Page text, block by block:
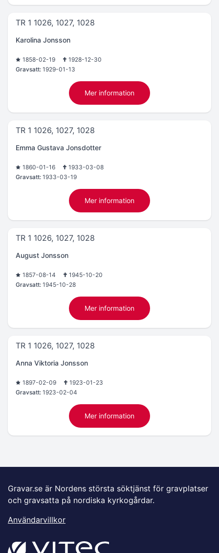
TR 1 1026, 1027, 1028
Karolina Jonsson
1858-02-19
1928-12-30
Gravsatt: 1929-01-13
Mer information
TR 1 1026, 1027, 1028
Emma Gustava Jonsdotter
1860-01-16
1933-03-08
Gravsatt: 1933-03-19
Mer information
TR 1 1026, 1027, 1028
August Jonsson
1857-08-14
1945-10-20
Gravsatt: 1945-10-28
Mer information
TR 1 1026, 1027, 1028
Anna Viktoria Jonsson
1897-02-09
1923-01-23
Gravsatt: 1923-02-04
Mer information
Gravar.se är Nordens största söktjänst för gravplatser
och gravsatta på nordiska kyrkogårdar.
Användarvillkor